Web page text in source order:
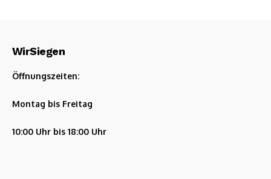
WirSiegen
Öffnungszeiten:
Montag bis Freitag
10:00 Uhr bis 18:00 Uhr